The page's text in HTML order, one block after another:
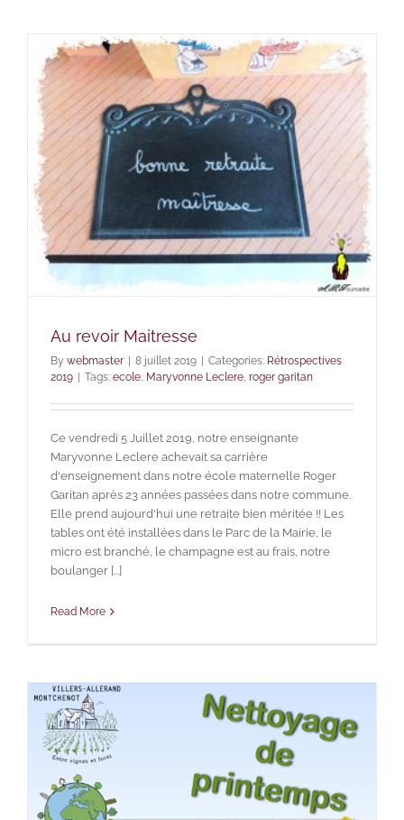
Au revoir Maitresse
By webmaster | 8 juillet 2019 | Categories: Rétrospectives
2019 | Tags: ecole Maryvonne Leclere roger garitan
Ce vendredi 5 Juillet 2019, notre enseignante
Maryvonne Leclere achevait sa carrière
d'enseignement dans notre école maternelle Roger
Garitan après 23 années passées dans notre commune.
Elle prend aujourd'hui une retraite bien méritée !! Les
tables ont été installées dans le Parc de la Mairie, le
micro est branché, le champagne est au frais, notre
boulanger [...]
Read More